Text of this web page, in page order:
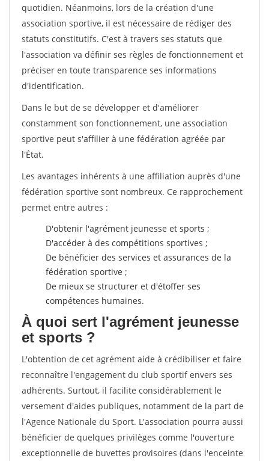
quotidien. Néanmoins, lors de la création d'une
association sportive, il est nécessaire de rédiger des
statuts constitutifs. C'est à travers ses statuts que
l'association va définir ses règles de fonctionnement et
préciser en toute transparence ses informations
d'identification.
Dans le but de se développer et d'améliorer
constamment son fonctionnement, une association
sportive peut s'affilier à une fédération agréée par
l'État.
Les avantages inhérents à une affiliation auprès d'une
fédération sportive sont nombreux. Ce rapprochement
permet entre autres :
D'obtenir l'agrément jeunesse et sports ;
D'accéder à des compétitions sportives ;
De bénéficier des services et assurances de la
fédération sportive ;
De mieux se structurer et d'étoffer ses
compétences humaines.
À quoi sert l'agrément jeunesse
et sports ?
L'obtention de cet agrément aide à crédibiliser et faire
reconnaître l'engagement du club sportif envers ses
adhérents. Surtout, il facilite considérablement le
versement d'aides publiques, notamment de la part de
l'Agence Nationale du Sport. L'association pourra aussi
bénéficier de quelques privilèges comme l'ouverture
exceptionnelle de buvettes provisoires (dans l'enceinte